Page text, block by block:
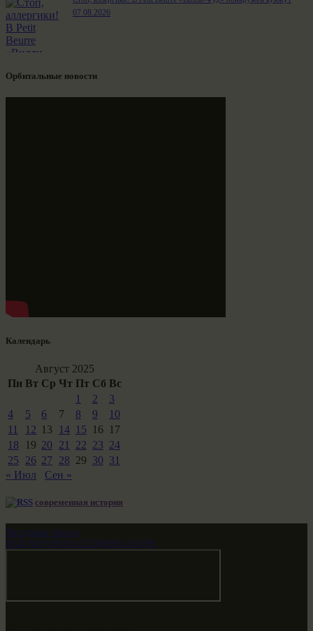
07.08.2026
Орбитальные новости
Календарь
Август 2025
Пн Вт Ср Чт Пт Сб Вс
1
2
3
4
5 6 7 8 9
10
11
12 13 14 15 16 17
18
19 20 21 22 23 24
25
26 27 28 29 30 31
« Июл
Сен »
современная история
Звездные врата
НАШ МИР ВЧЕРА СЕГОДНЯ И ЗАВТРА